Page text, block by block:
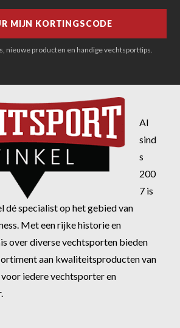
nieuwe producten en handige vechtsporttips.
Al
sind
s
200
7 is
dé specialist op het gebied van
Met een rijke historie en
over diverse vechtsporten bieden
aan kwaliteitsproducten van
iedere vechtsporter en